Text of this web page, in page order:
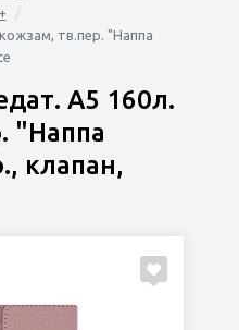
тв.пер. "Наппа
А5 160л.
"Наппа
клапан,